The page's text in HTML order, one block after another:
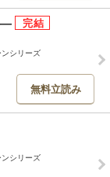
―
シリーズ
無料立読み
シリーズ